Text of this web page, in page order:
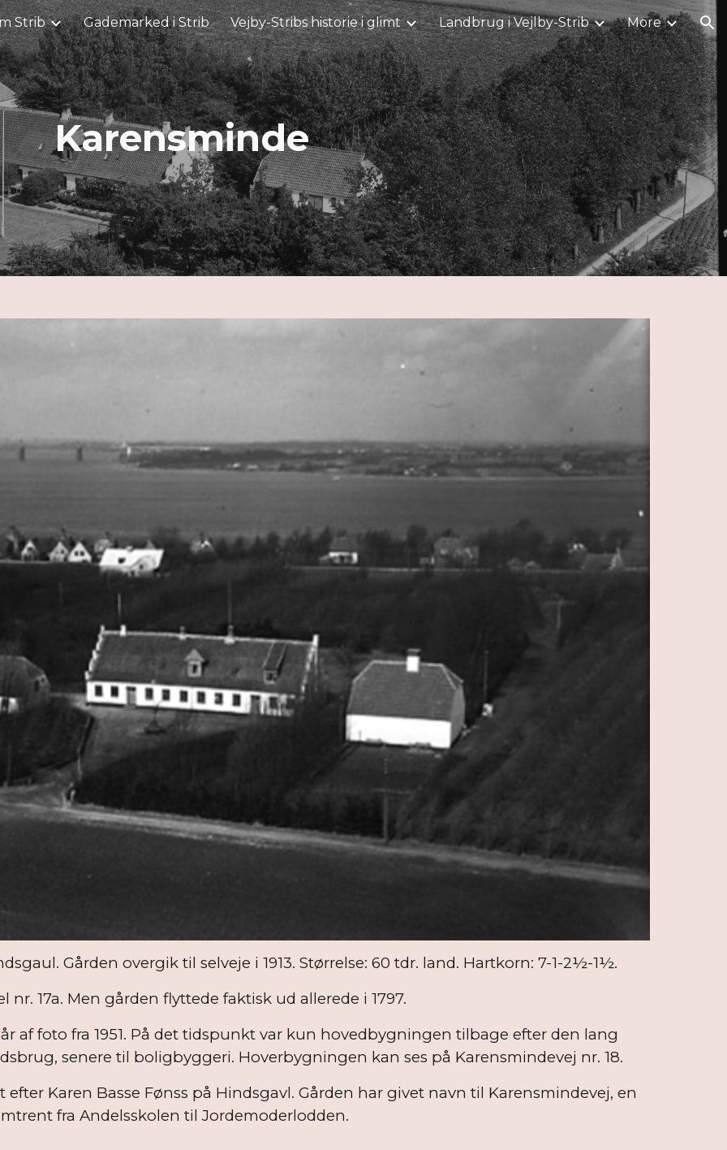
to main content Skip to navigation
Strib Gademarked i Strib Vejby-Stribs historie i glimt Landbrug i Vejlby-Strib More
Karensminde
Gården overgik til selveje i 1913. Størrelse: 60 tdr. land. Hartkorn: 7-1-2½-1½.
nr. 17a. Men gården flyttede faktisk ud allerede i 1797.
af foto fra 1951. På det tidspunkt var kun hovedbygningen tilbage efter den lang
senere til boligbyggeri. Hoverbygningen kan ses på Karensmindevej nr. 18.
Karen Basse Fønss på Hindsgavl. Gården har givet navn til Karensmindevej, en
fra Andelsskolen til Jordemoderlodden.